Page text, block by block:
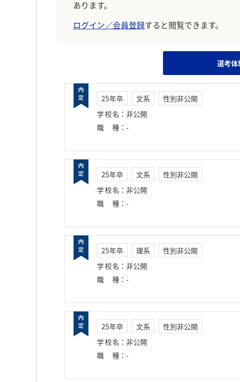
あります。
ログイン／会員登録すると閲覧できます。
選考体
25年卒 文系
性別非公開
学校名 ： 非公開
職種 ： -
25年卒 文系
性別非公開
学校名 ： 非公開
職種 ： -
25年卒 理系
性別非公開
学校名 ： 非公開
職種 ： -
25年卒 文系
性別非公開
学校名 ： 非公開
職種 ： -